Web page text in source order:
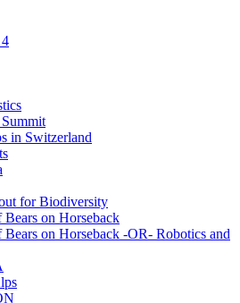
in Switzerland
for Biodiversity
on Horseback
on Horseback -OR- Robotics and